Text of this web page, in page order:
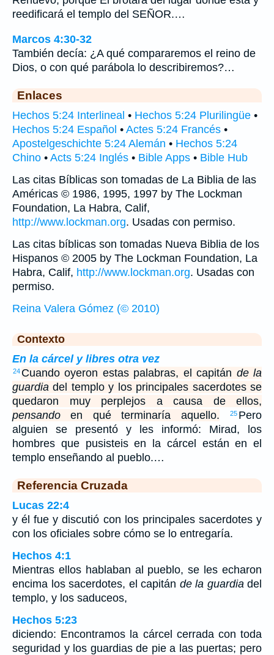
reedificará el templo del SEÑOR.…
Marcos 4:30-32
También decía: ¿A qué compararemos el reino de
Dios, o con qué parábola lo describiremos?…
Enlaces
Hechos 5:24 Interlineal • Hechos 5:24 Plurilingüe •
Hechos 5:24 Español • Actes 5:24 Francés •
Apostelgeschichte 5:24 Alemán • Hechos 5:24
Chino • Acts 5:24 Inglés • Bible Apps • Bible Hub
Las citas Bíblicas son tomadas de La Biblia de las
Américas © 1986, 1995, 1997 by The Lockman
Foundation, La Habra, Calif,
http://www.lockman.org. Usadas con permiso.
Las citas bíblicas son tomadas Nueva Biblia de los
Hispanos © 2005 by The Lockman Foundation, La
Habra, Calif, http://www.lockman.org. Usadas con
permiso.
Reina Valera Gómez (© 2010)
Contexto
En la cárcel y libres otra vez
24 Cuando oyeron estas palabras, el capitán de la
guardia del templo y los principales sacerdotes se
quedaron muy perplejos a causa de ellos,
pensando en qué terminaría aquello. 25 Pero
alguien se presentó y les informó: Mirad, los
hombres que pusisteis en la cárcel están en el
templo enseñando al pueblo.…
Referencia Cruzada
Lucas 22:4
y él fue y discutió con los principales sacerdotes y
con los oficiales sobre cómo se lo entregaría.
Hechos 4:1
Mientras ellos hablaban al pueblo, se les echaron
encima los sacerdotes, el capitán de la guardia del
templo, y los saduceos,
Hechos 5:23
diciendo: Encontramos la cárcel cerrada con toda
seguridad y los guardias de pie a las puertas; pero